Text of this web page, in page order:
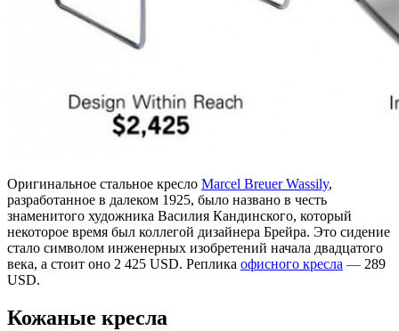
Оригинальное стальное кресло Marcel Breuer Wassily,
разработанное в далеком 1925, было названо в честь
знаменитого художника Василия Кандинского, который
некоторое время был коллегой дизайнера Брейра. Это сидение
стало символом инженерных изобретений начала двадцатого
века, а стоит оно 2 425 USD. Реплика офисного кресла — 289
USD.
Кожаные кресла